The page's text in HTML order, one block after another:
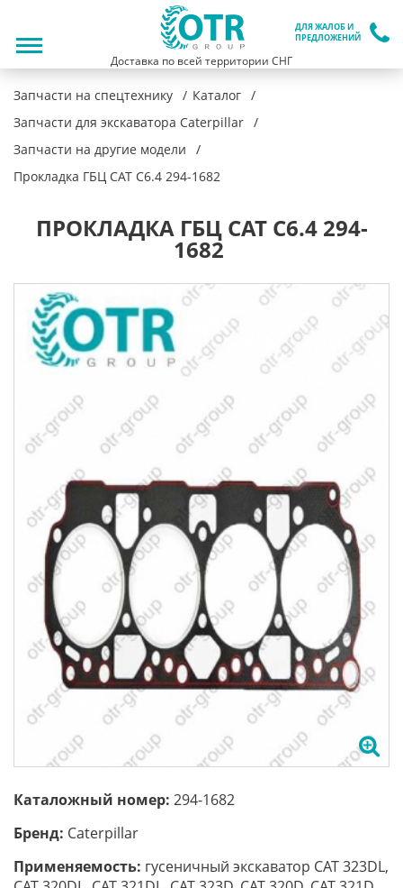
ДЛЯ ЖАЛОБ И
ПРЕДЛОЖЕНИЙ
Доставка по всей территории СНГ
Запчасти на спецтехнику
Каталог
Запчасти для экскаватора Caterpillar
Запчасти на другие модели
Прокладка ГБЦ CAT С6.4 294-1682
ПРОКЛАДКА ГБЦ CAT С6.4 294-
1682
Каталожный номер: 294-1682
Бренд: Caterpillar
Применяемость: гусеничный экскаватор CAT 323DL,